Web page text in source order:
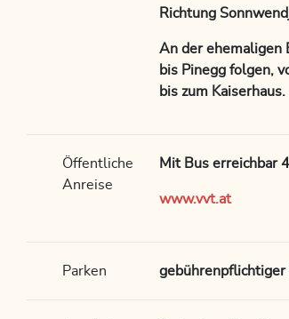
Richtung
An der ehemaligen
bis Pinegg folgen,
bis zum Kaiserhaus.
Öffentliche
Anreise
Mit Bus erreichbar
www.vvt.at
Parken gebührenpflichtiger